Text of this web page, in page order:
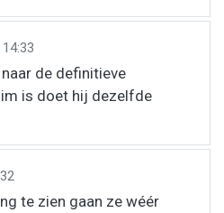
14:33
de definitieve
is doet hij dezelfde
te zien gaan ze wéér